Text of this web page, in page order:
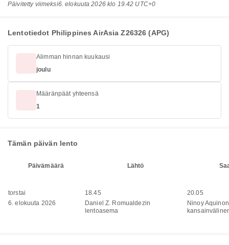
Päivitetty viimeksi6. elokuuta 2026 klo 19.42 UTC+0
Lentotiedot Philippines AirAsia Z26326 (APG)
Alimman hinnan kuukausi
joulu
Määränpäät yhteensä
1
Tämän päivän lento
Päivämäärä Lähtö
torstai
6. elokuuta 2026
18.45
Daniel Z. Romualdezin
lentoasema
20.05
Ninoy Aquinon